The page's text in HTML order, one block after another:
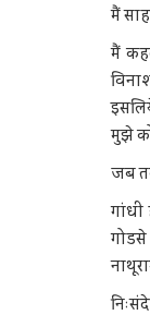
मैं
मैं
मुझे
जब